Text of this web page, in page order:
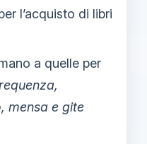
l’acquisto di libri
a quelle per
mensa e gite